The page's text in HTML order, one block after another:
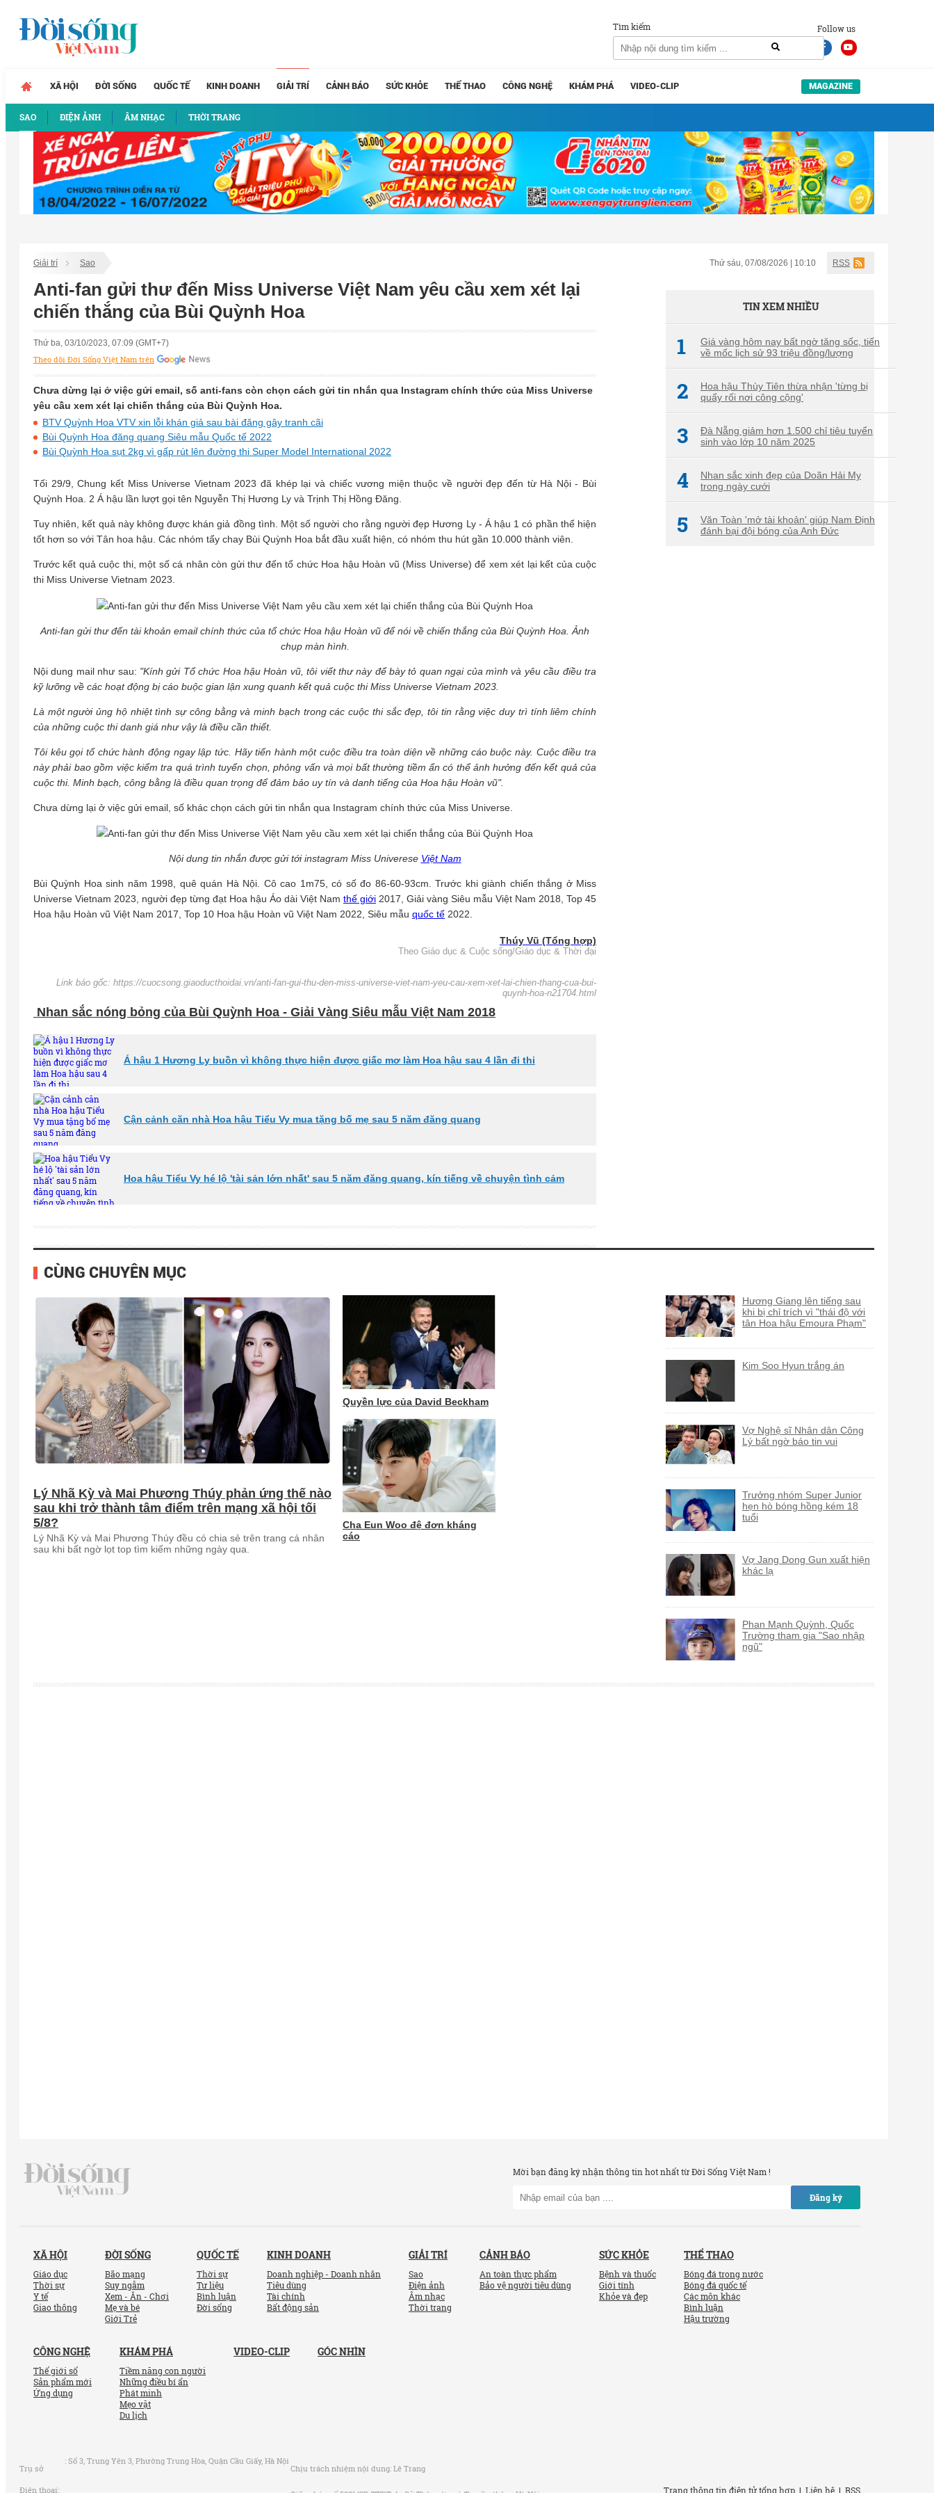
Follow us
Tìm kiếm
XÃ HỘI ĐỜI SỐNG QUỐC TẾ KINH DOANH GIẢI TRÍ
SAO ĐIỆN ẢNH ÂM NHẠC THỜI TRANG
CẢNH BÁO SỨC KHỎE THỂ THAO CÔNG NGHỆ KHÁM PHÁ VIDEO-CLIP MAGAZINE
Giải trí Sao Thứ sáu, 07/08/2026 | 10:10 RSS
Anti-fan gửi thư đến Miss Universe Việt Nam yêu cầu xem xét lại
chiến thắng của Bùi Quỳnh Hoa
Thứ ba, 03/10/2023, 07:09 (GMT+7)
Theo dõi Đời Sống Việt Nam trên
Chưa dừng lại ở việc gửi email, số anti-fans còn chọn cách gửi tin nhắn qua Instagram chính thức của Miss Universe
yêu cầu xem xét lại chiến thắng của Bùi Quỳnh Hoa.
BTV Quỳnh Hoa VTV xin lỗi khán giả sau bài đăng gây tranh cãi
Bùi Quỳnh Hoa đăng quang Siêu mẫu Quốc tế 2022
Bùi Quỳnh Hoa sụt 2kg vì gấp rút lên đường thi Super Model International 2022
Tối 29/9, Chung kết Miss Universe Vietnam 2023 đã khép lại và chiếc vương miện thuộc về người đẹp đến từ Hà Nội - Bùi
Quỳnh Hoa. 2 Á hậu lần lượt gọi tên Nguyễn Thị Hương Ly và Trịnh Thị Hồng Đăng.
Tuy nhiên, kết quả này không được khán giả đồng tình. Một số người cho rằng người đẹp Hương Ly - Á hậu 1 có phần thể hiện
tốt hơn so với Tân hoa hậu. Các nhóm tẩy chay Bùi Quỳnh Hoa bắt đầu xuất hiện, có nhóm thu hút gần 10.000 thành viên.
Trước kết quả cuộc thi, một số cá nhân còn gửi thư đến tổ chức Hoa hậu Hoàn vũ (Miss Universe) để xem xét lại kết của cuộc
thi Miss Universe Vietnam 2023.
Anti-fan gửi thư đến tài khoản email chính thức của tổ chức Hoa hậu Hoàn vũ để nói về chiến thắng của Bùi Quỳnh Hoa. Ảnh
chụp màn hình.
Nội dung mail như sau: "Kính gửi Tổ chức Hoa hậu Hoàn vũ, tôi viết thư này để bày tỏ quan ngại của mình và yêu cầu điều tra
kỹ lưỡng về các hoạt động bị cáo buộc gian lận xung quanh kết quả cuộc thi Miss Universe Vietnam 2023.
Là một người ủng hộ nhiệt tình sự công bằng và minh bạch trong các cuộc thi sắc đẹp, tôi tin rằng việc duy trì tính liêm chính
của những cuộc thi danh giá như vậy là điều cần thiết.
Tôi kêu gọi tổ chức hành động ngay lập tức. Hãy tiến hành một cuộc điều tra toàn diện về những cáo buộc này. Cuộc điều tra
này phải bao gồm việc kiểm tra quá trình tuyển chọn, phỏng vấn và mọi bất thường tiềm ẩn có thể ảnh hưởng đến kết quả của
cuộc thi. Minh bạch, công bằng là điều quan trọng để đảm bảo uy tín và danh tiếng của Hoa hậu Hoàn vũ".
Chưa dừng lại ở việc gửi email, số khác chọn cách gửi tin nhắn qua Instagram chính thức của Miss Universe.
Nội dung tin nhắn được gửi tới instagram Miss Univerese Việt Nam
Bùi Quỳnh Hoa sinh năm 1998, quê quán Hà Nội. Cô cao 1m75, có số đo 86-60-93cm. Trước khi giành chiến thắng ở Miss
Universe Vietnam 2023, người đẹp từng đạt Hoa hậu Áo dài Việt Nam thế giới 2017, Giải vàng Siêu mẫu Việt Nam 2018, Top 45
Hoa hậu Hoàn vũ Việt Nam 2017, Top 10 Hoa hậu Hoàn vũ Việt Nam 2022, Siêu mẫu quốc tế 2022.
Thúy Vũ (Tổng hợp)
Theo Giáo dục & Cuộc sống/Giáo dục & Thời đại
Link báo gốc: https://cuocsong.giaoducthoidai.vn/anti-fan-gui-thu-den-miss-universe-viet-nam-yeu-cau-xem-xet-lai-chien-thang-cua-bui-
quynh-hoa-n21704.html
Nhan sắc nóng bỏng của Bùi Quỳnh Hoa - Giải Vàng Siêu mẫu Việt Nam 2018
Á hậu 1 Hương Ly buồn vì không thực hiện được giấc mơ làm Hoa hậu sau 4 lần đi thi
Cận cảnh căn nhà Hoa hậu Tiểu Vy mua tặng bố mẹ sau 5 năm đăng quang
Hoa hậu Tiểu Vy hé lộ 'tài sản lớn nhất' sau 5 năm đăng quang, kín tiếng về chuyện tình cảm
TIN XEM NHIỀU
1
Giá vàng hôm nay bất ngờ tăng sốc, tiến
về mốc lịch sử 93 triệu đồng/lượng
2
Hoa hậu Thùy Tiên thừa nhận 'từng bị
quấy rối nơi công cộng'
3
Đà Nẵng giảm hơn 1.500 chỉ tiêu tuyển
sinh vào lớp 10 năm 2025
4
Nhan sắc xinh đẹp của Doãn Hải My
trong ngày cưới
5
Văn Toàn 'mở tài khoản' giúp Nam Định
đánh bại đội bóng của Anh Đức
CÙNG CHUYÊN MỤC
Lý Nhã Kỳ và Mai Phương Thúy phản ứng thế nào
sau khi trở thành tâm điểm trên mạng xã hội tối
5/8?
Lý Nhã Kỳ và Mai Phương Thúy đều có chia sẻ trên trang cá nhân
sau khi bất ngờ lọt top tìm kiếm những ngày qua.
Quyền lực của David Beckham
Cha Eun Woo đệ đơn kháng
cáo
Hương Giang lên tiếng sau
khi bị chỉ trích vì "thái độ với
tân Hoa hậu Emoura Phạm"
Kim Soo Hyun trắng án
Vợ Nghệ sĩ Nhân dân Công
Lý bất ngờ báo tin vui
Trưởng nhóm Super Junior
hẹn hò bóng hồng kém 18
tuổi
Vợ Jang Dong Gun xuất hiện
khác lạ
Phan Mạnh Quỳnh, Quốc
Trường tham gia "Sao nhập
ngũ"
Mời bạn đăng ký nhận thông tin hot nhất từ Đời Sống Việt Nam !
Đăng ký
XÃ HỘI
Giáo dục
Thời sự
Y tế
Giao thông
ĐỜI SỐNG
Bão mạng
Suy ngẫm
Xem - Ăn - Chơi
Mẹ và bé
Giới Trẻ
QUỐC TẾ
Thời sự
Tư liệu
Bình luận
Đời sống
KINH DOANH
Doanh nghiệp - Doanh nhân
Tiêu dùng
Tài chính
Bất động sản
GIẢI TRÍ
Sao
Điện ảnh
Âm nhạc
Thời trang
CẢNH BÁO
An toàn thực phẩm
Bảo vệ người tiêu dùng
SỨC KHỎE
Bệnh và thuốc
Giới tính
Khỏe và đẹp
THỂ THAO
Bóng đá trong nước
Bóng đá quốc tế
Các môn khác
Bình luận
Hậu trường
CÔNG NGHỆ
Thế giới số
Sản phẩm mới
Ứng dụng
KHÁM PHÁ
Tiềm năng con người
Những điều bí ẩn
Phát minh
Mẹo vặt
Du lịch
VIDEO-CLIP GÓC NHÌN
Trụ sở
: Số 3, Trung Yên 3, Phường Trung Hòa, Quận Cầu Giấy, Hà Nội
Điện thoại:
Chịu trách nhiệm nội dung: Lê Trang
Trang thông tin điện tử tổng hợp | Liên hệ | RSS